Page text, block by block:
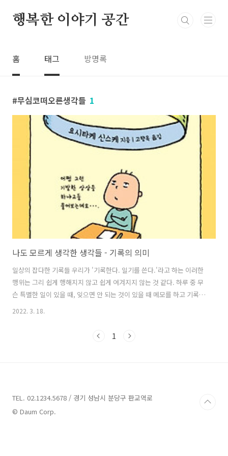
행복한 이야기 공간
홈 태그 방명록
무심코떠오른생각들 1
나도 모르게 생각한 생각들 - 기록의 의미
일상의 잡다한 기록들 우리가 '기록한다. 일기를 쓴다.'라고 하는 이러한
행위는 그리 쉽게 행해지지 않고 쉽게 여겨지지 않는 것 같다. 하루 중 무
슨 특별한 일이 있을 때, 잊으면 안 되는 것이 있을 때 메모를 하고 기록을
하게 되는 것은 어려서부터 기록에 대한 습관이 그렇게 들여서인 것 일
있었던 것, 흥미로웠던 것, 시선을 잠시 머물게 한 것이 전혀 없었을까?
2022. 3. 18.
1
TEL. 02.1234.5678 / 경기 성남시 분당구 판교역로
© Daum Corp.